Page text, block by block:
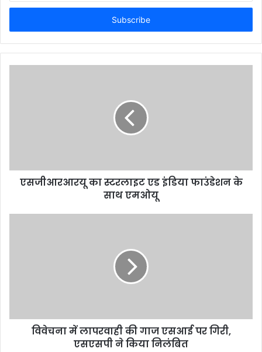
Email
एसजीआरआरयू का स्टरलाइट एड इंडिया फाउंडेशन के
साथ एमओयू
विवेचना में लापरवाही की गाज एसआई पर गिरी,
एसएसपी ने किया निलंबित